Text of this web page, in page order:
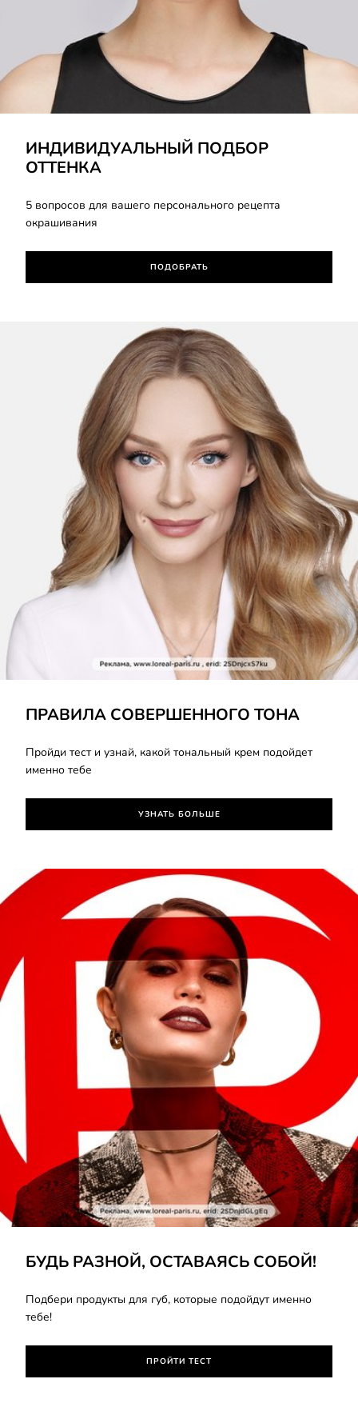
ИНДИВИДУАЛЬНЫЙ ПОДБОР
ОТТЕНКА
5 вопросов для вашего персонального рецепта
окрашивания
ПОДОБРАТЬ
ПРАВИЛА СОВЕРШЕННОГО ТОНА
Пройди тест и узнай, какой тональный крем подойдет
именно тебе
УЗНАТЬ БОЛЬШЕ
БУДЬ РАЗНОЙ, ОСТАВАЯСЬ СОБОЙ!
Подбери продукты для губ, которые подойдут именно
тебе!
ПРОЙТИ ТЕСТ